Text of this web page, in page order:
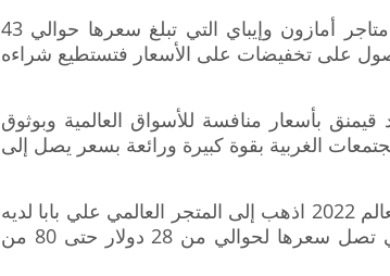
تعد أسعار كيبورد قيمنق صغير رخيص جداً في متاجر أمازون وإيباي التي تبلغ سعرها حوالي 43
على تخفيضات على الأسعار فتستطيع شراءه
بأسعار منافسة للأسواق العالمية وبوثوق
الغربية بقوة كبيرة ورائعة بسعر يصل إلى
للحصول على اقوى وأفضل كيبورد قيمنق في العالم 2022 اذهب إلى المتجر العالمي علي بابا لديه
تشكيلة واسعة ومميزة من هذه الكيبوردات التي تصل سعرها لحوالي من 28 دولار حتى 80 من